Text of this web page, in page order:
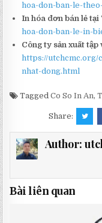
hoa-don-ban-le-
In hóa đơn bán lẻ tại
hoa-don-ban-le-in-
Công ty sản xuất
https://utchcmc.org/
nhat-dong.html
TaggedCo So In An,
Share:
Author:
Bài liên quan